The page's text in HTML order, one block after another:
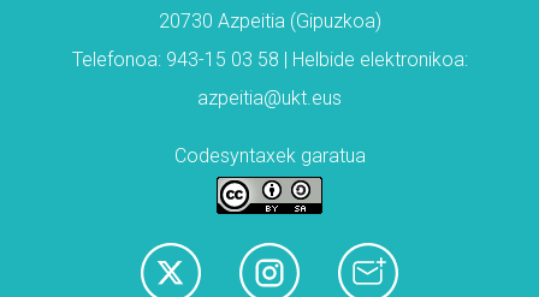
20730 Azpeitia (Gipuzkoa)
Telefonoa: 943-15 03 58 | Helbide elektronikoa:
azpeitia@ukt.eus
Codesyntaxek garatua